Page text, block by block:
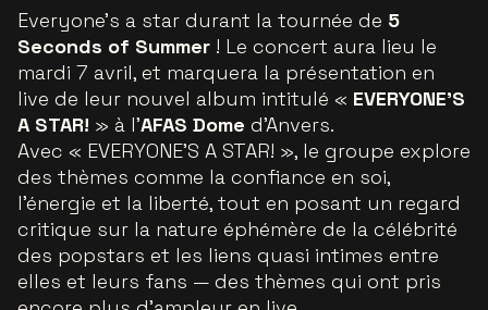
Everyone's a star durant la tournée de 5
Seconds of Summer ! Le concert aura lieu le
mardi 7 avril, et marquera la présentation en
live de leur nouvel album intitulé « EVERYONE’S
A STAR! » à l’AFAS Dome d’Anvers.
Avec « EVERYONE’S A STAR! », le groupe explore
des thèmes comme la confiance en soi,
l’énergie et la liberté, tout en posant un regard
critique sur la nature éphémère de la célébrité
des popstars et les liens quasi intimes entre
elles et leurs fans — des thèmes qui ont pris